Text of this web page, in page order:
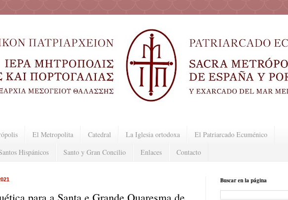
El Metropolita Catedral La Iglesia ortodoxa
El Patriarcado Ecuménico
Hispánicos Santo y Gran Concilio Enlaces Contacto
Buscar en la página